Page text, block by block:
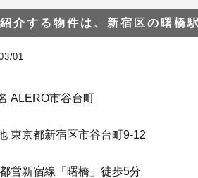
介する物件は、新宿区の曙橋
01
ALERO市谷台町
東京都新宿区市谷台町9-12
営新宿線「曙橋」徒歩5分